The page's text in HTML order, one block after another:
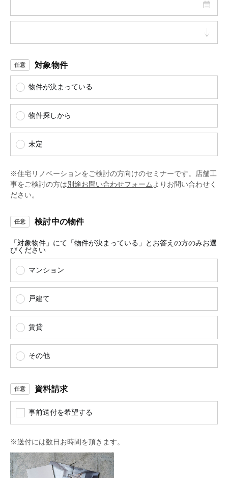
対象物件
物件が決まっている
物件探しから
未定
※住宅リノベーションをご検討の方向けのセミナーです。店舗工
事をご検討の方は別途お問い合わせフォームよりお問い合わせく
ださい。
検討中の物件
「対象物件」にて「物件が決まっている」とお答えの方のみお選
びください
マンション
戸建て
賃貸
その他
資料請求
事前送付を希望する
※送付には数日お時間を頂きます。